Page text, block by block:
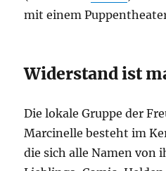
mit einem
Widerstand ist
Die lokale Gruppe der
Marcinelle besteht im
die sich alle Namen von